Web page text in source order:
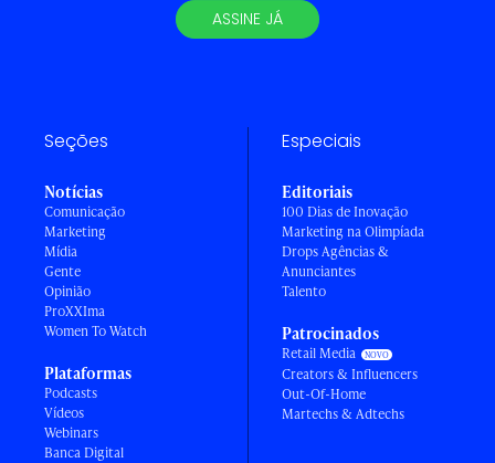
ASSINE JÁ
Seções
Notícias
Comunicação
Marketing
Mídia
Gente
Opinião
ProXXIma
Women To Watch
Plataformas
Podcasts
Vídeos
Webinars
Banca Digital
Especiais
Editoriais
100 Dias de Inovação
Marketing na Olimpíada
Drops Agências &
Anunciantes
Talento
Patrocinados
Retail Media
Creators & Influencers
Out-Of-Home
Martechs & Adtechs